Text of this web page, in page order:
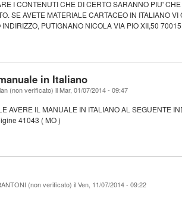
I CONTENUTI CHE DI CERTO SARANNO PIU'
SE AVETE MATERIALE CARTACEO IN ITALIANO
PUTIGNANO NICOLA VIA PIO XII,50
in Italiano
(non verificato) ilMar, 01/07/2014 - 09:47
AVERE IL MANUALE IN ITALIANO AL SEGUENTE
41043 ( MO )
(non verificato) ilVen, 11/07/2014 - 09:22